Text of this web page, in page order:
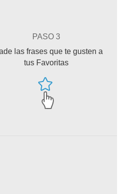
PASO 3
las frases que te gusten a
tus Favoritas